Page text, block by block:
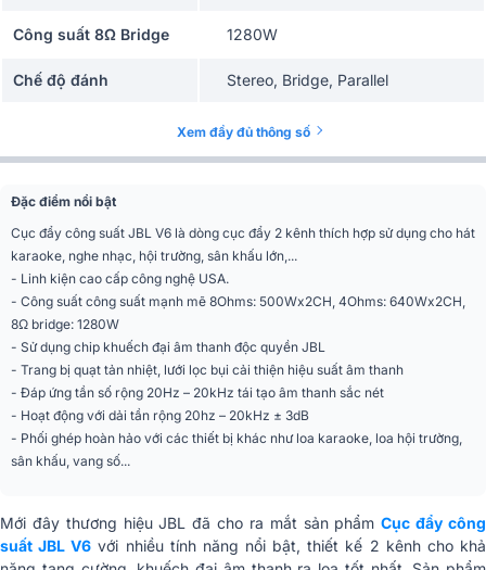
Công suất 8Ω Bridge 1280W
Chế độ đánh Stereo, Bridge, Parallel
0.775V
THD+N 200
Tăng điện áp 38dB
Trở kháng đầu vào
20KQ cân bằng, 10KQ không cân
bằng
Cổng ra
Cài dây + Neutrik
Kích thước (RxCxS) 482 x 88 x 238,5 mm
Xem đầy đủ thông số
Đặc điểm nổi bật
Cục đẩy công suất JBL V6 là dòng cục đẩy 2 kênh thích hợp sử dụng cho hát
karaoke, nghe nhạc, hội trường, sân khấu lớn,...
- Linh kiện cao cấp công nghệ USA.
- Công suất công suất mạnh mẽ 8Ohms: 500Wx2CH, 4Ohms: 640Wx2CH,
8Ω bridge: 1280W
- Sử dụng chip khuếch đại âm thanh độc quyền JBL
- Trang bị quạt tản nhiệt, lưới lọc bụi cải thiện hiệu suất âm thanh
- Đáp ứng tần số rộng 20Hz – 20kHz tái tạo âm thanh sắc nét
- Hoạt động với dải tần rộng 20hz – 20kHz ± 3dB
- Phối ghép hoàn hảo với các thiết bị khác như loa karaoke, loa hội trường,
sân khấu, vang số...
Mới đây thương hiệu JBL đã cho ra mắt sản phẩmCục đẩy công
suất JBL V6 với nhiều tính năng nổi bật, thiết kế 2 kênh cho khả